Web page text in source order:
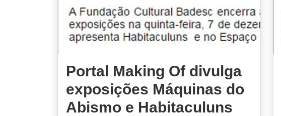
Portal Making Of divulga
exposições Máquinas do
Abismo e Habitaculuns